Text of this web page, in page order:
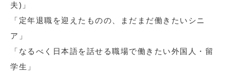
夫)」
「定年退職を迎えたものの、まだまだ働きたいシニ
ア」
「なるべく日本語を話せる職場で働きたい外国人・留
学生」